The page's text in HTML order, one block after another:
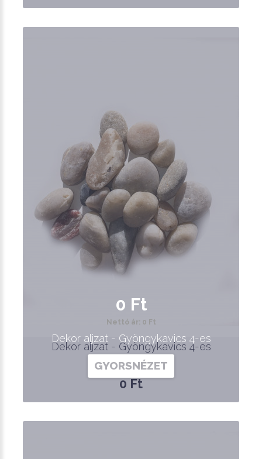
Dekor aljzat - Gyöngykavics 4-es
0 Ft
0 Ft
Nettó ár: 0 Ft
Dekor aljzat - Gyöngykavics 4-es
GYORSNÉZET